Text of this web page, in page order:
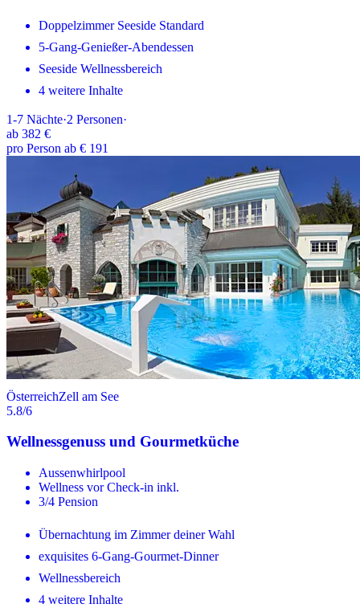
Doppelzimmer Seeside Standard
5-Gang-Genießer-Abendessen
Seeside Wellnessbereich
4 weitere Inhalte
1-7 Nächte·2 Personen·
ab 382 €
pro Person ab € 191
ÖsterreichZell am See
5.8/6
Wellnessgenuss und Gourmetküche
Aussenwhirlpool
Wellness vor Check-in inkl.
3/4 Pension
Übernachtung im Zimmer deiner Wahl
exquisites 6-Gang-Gourmet-Dinner
Wellnessbereich
4 weitere Inhalte